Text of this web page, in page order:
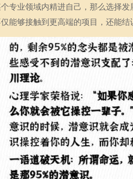
专业领域内精进自己，那么选择
能够接触到更高端的项目，还能结